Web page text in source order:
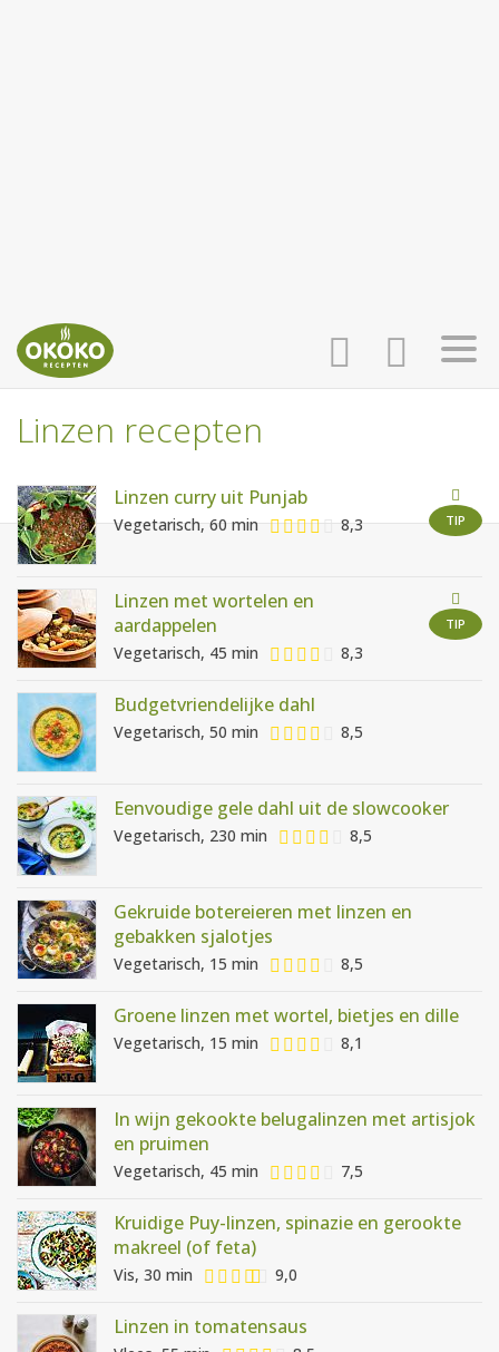
AANMELDEN
HOME
RECEPTEN
WEEKMENU'S
Linzen recepten
TIP
Linzen curry uit Punjab
Vegetarisch, 60 min 8,3
TIP
Linzen met wortelen en
aardappelen
Vegetarisch, 45 min 8,3
Budgetvriendelijke dahl
Vegetarisch, 50 min 8,5
Eenvoudige gele dahl uit de slowcooker
Vegetarisch, 230 min 8,5
Gekruide botereieren met linzen en
gebakken sjalotjes
Vegetarisch, 15 min 8,5
Groene linzen met wortel, bietjes en dille
Vegetarisch, 15 min 8,1
In wijn gekookte belugalinzen met artisjok
en pruimen
Vegetarisch, 45 min 7,5
Kruidige Puy-linzen, spinazie en gerookte
makreel (of feta)
Vis, 30 min 9,0
Linzen in tomatensaus